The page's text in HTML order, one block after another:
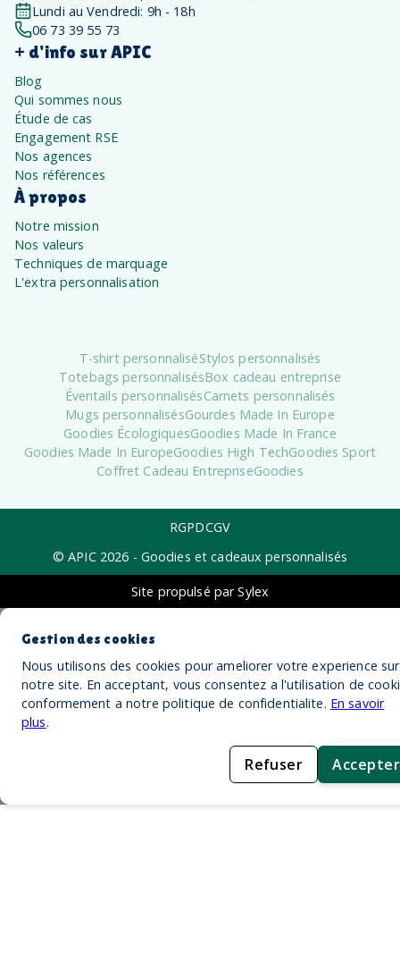
Lundi au Vendredi: 9h - 18h
06 73 39 55 73
+ d'info sur APIC
Blog
Qui sommes nous
Étude de cas
Engagement RSE
Nos agences
Nos références
À propos
Notre mission
Nos valeurs
Techniques de marquage
L'extra personnalisation
T-shirt personnaliséStylos personnalisés
Totebags personnalisésBox cadeau entreprise
Éventails personnalisésCarnets personnalisés
Mugs personnalisésGourdes Made In Europe
Goodies ÉcologiquesGoodies Made In France
Goodies Made In EuropeGoodies High TechGoodies Sport
Coffret Cadeau EntrepriseGoodies
RGPDCGV
© APIC 2026 - Goodies et cadeaux personnalisés
Site propulsé par Sylex
Gestion des cookies
Nous utilisons des cookies pour ameliorer votre experience sur
notre site. En acceptant, vous consentez a l'utilisation de
conformement a notre politique de confidentialite. En savoir
plus.
Refuser Accepter